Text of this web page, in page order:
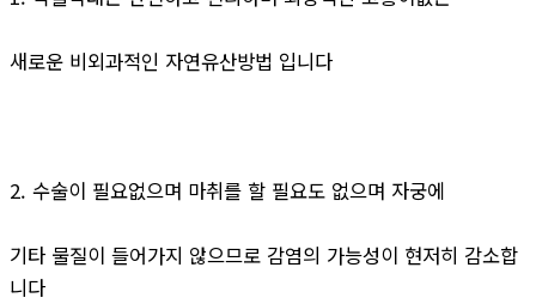
새로운 비외과적인 자연유산방법 입니다
2. 수술이 필요없으며 마취를 할 필요도 없으며 자궁에
기타 물질이 들어가지 않으므로 감염의 가능성이 현저히 감소합
니다